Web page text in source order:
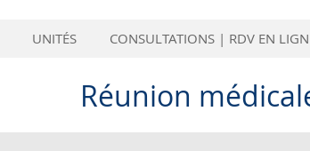
UNITÉS CONSULTATIONS | RDV EN
Réunion